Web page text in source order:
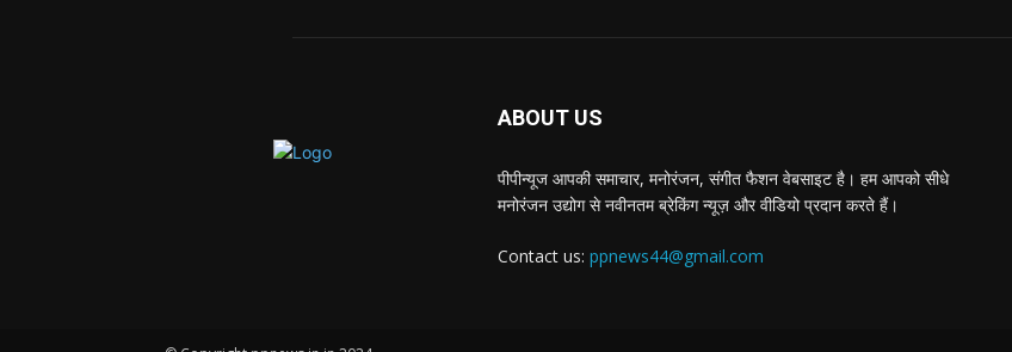
ABOUT US
पीपीन्यूज आपकी समाचार, मनोरंजन, संगीत फैशन वेबसाइट है। हम आपको सीधे
मनोरंजन उद्योग से नवीनतम ब्रेकिंग न्यूज़ और वीडियो प्रदान करते हैं।
Contact us: ppnews44@gmail.com